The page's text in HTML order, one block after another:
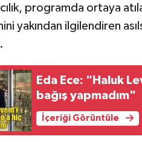
programda ortaya
yakından ilgilendiren
Eda Ece: "Haluk
bağış yapmadım"
İçeriği Görüntüle